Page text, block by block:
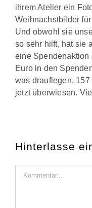
ihrem Atelier ein
Weihnachstbilder
Und obwohl sie
so sehr hilft, hat sie
eine Spendenaktion
Euro in den
was drauflegen.
jetzt überwiesen.
Hinterlasse